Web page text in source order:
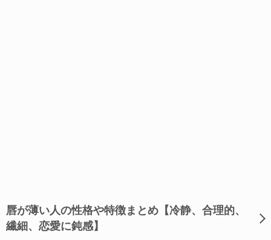
唇が薄い人の性格や特徴まとめ【冷静、合理的、
繊細、恋愛に鈍感】